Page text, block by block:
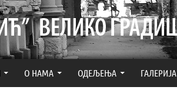
О НАМА ОДЕЉЕЊА ГАЛЕРИЈА